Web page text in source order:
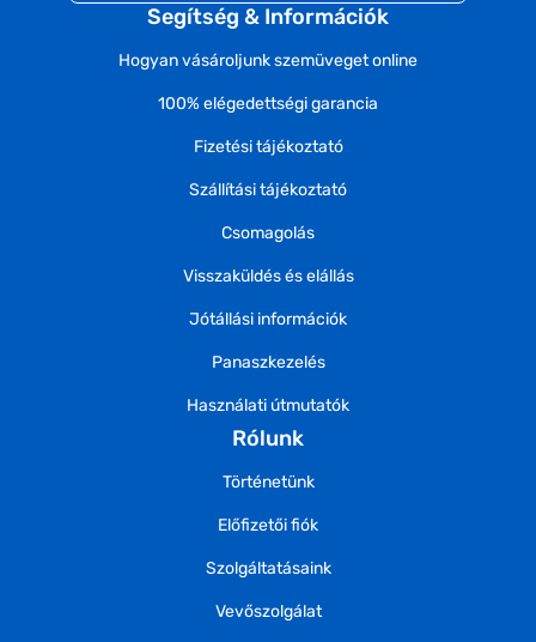
Segítség & Információk
Hogyan vásároljunk szemüveget online
100% elégedettségi garancia
Fizetési tájékoztató
Szállítási tájékoztató
Csomagolás
Visszaküldés és elállás
Jótállási információk
Panaszkezelés
Használati útmutatók
Rólunk
Történetünk
Előfizetői fiók
Szolgáltatásaink
Vevőszolgálat